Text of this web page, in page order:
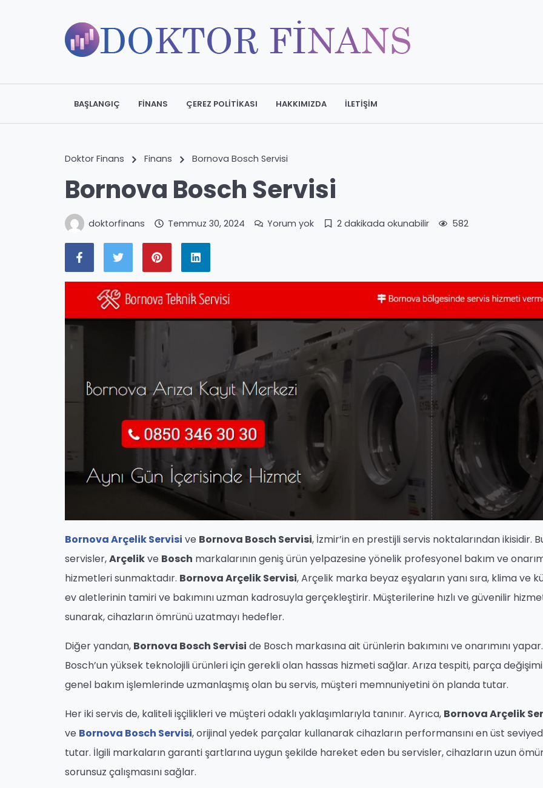
BAŞLANGIÇ FINANS ÇEREZ POLITIKASI HAKKIMIZDA İLETIŞIM
Doktor Finans Finans Bornova Bosch Servisi
Bornova Bosch Servisi
doktorfinans Temmuz 30, 2024 Yorum yok 2 dakikada okunabilir 582
Bornova Arçelik Servisi ve Bornova Bosch Servisi, İzmir’in en prestijli servis noktalarından ikisidir.
servisler,Arçelikve Bosch markalarının geniş ürün yelpazesine yönelik profesyonel bakım ve
hizmetleri sunmaktadır. Bornova Arçelik Servisi, Arçelik marka beyaz eşyaların yanı sıra, klima ve
ev aletlerinin tamiri ve bakımını uzman kadrosuyla gerçekleştirir. Müşterilerine hızlı ve güvenilir
sunarak, cihazların ömrünü uzatmayı hedefler.
Diğer yandan, Bornova Bosch Servisi de Bosch markasına ait ürünlerin bakımını ve onarımını yapar.
Bosch’un yüksek teknolojili ürünleri için gerekli olan hassas hizmeti sağlar. Arıza tespiti, parça
genel bakım işlemlerinde uzmanlaşmış olan bu servis, müşteri memnuniyetini ön planda tutar.
Her iki servis de, kaliteli işçilikleri ve müşteri odaklı yaklaşımlarıyla tanınır. Ayrıca, Bornova Arçelik
ve Bornova Bosch Servisi, orijinal yedek parçalar kullanarak cihazların performansını en üst
tutar. İlgili markaların garanti şartlarına uygun şekilde hareket eden bu servisler, cihazların uzun
sorunsuz çalışmasını sağlar.